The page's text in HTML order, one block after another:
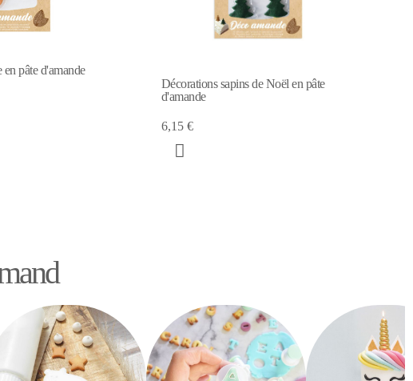
Décorations sapins de Noël en pâte
6 Décorations de Noël en pâte